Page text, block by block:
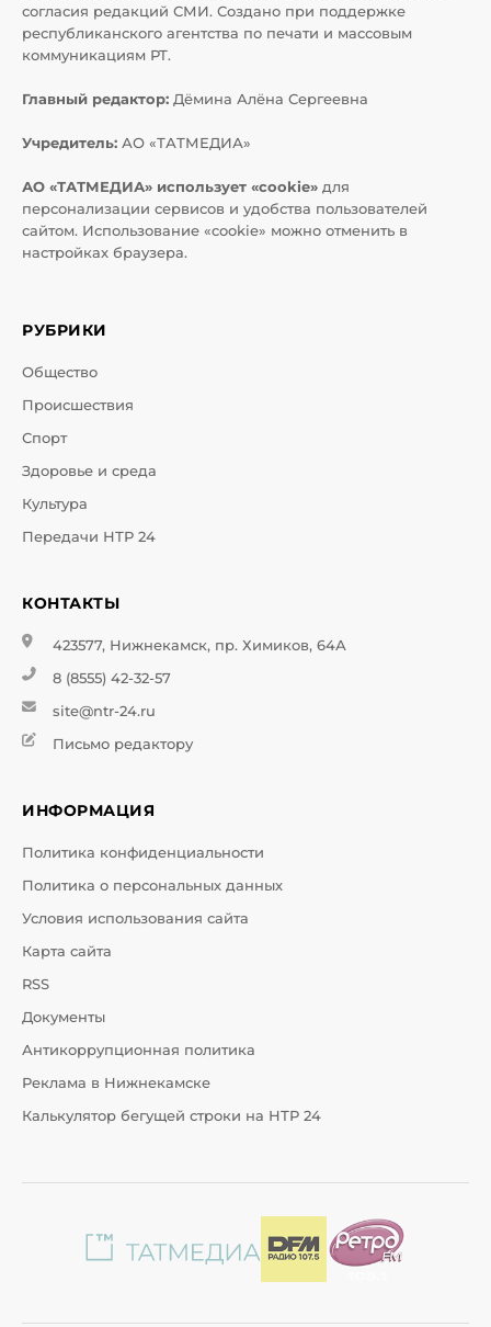
согласия редакций СМИ. Создано при поддержке
республиканского агентства по печати и массовым
коммуникациям РТ.
Главный редактор: Дёмина Алёна Сергеевна
Учредитель: АО «ТАТМЕДИА»
АО «ТАТМЕДИА» использует «cookie» для
персонализации сервисов и удобства пользователей
сайтом. Использование «cookie» можно отменить в
настройках браузера.
РУБРИКИ
Общество
Происшествия
Спорт
Здоровье и среда
Культура
Передачи НТР 24
КОНТАКТЫ
423577, Нижнекамск, пр. Химиков, 64А
8 (8555) 42-32-57
site@ntr-24.ru
Письмо редактору
ИНФОРМАЦИЯ
Политика конфиденциальности
Политика о персональных данных
Условия использования сайта
Карта сайта
RSS
Документы
Антикоррупционная политика
Реклама в Нижнекамске
Калькулятор бегущей строки на НТР 24